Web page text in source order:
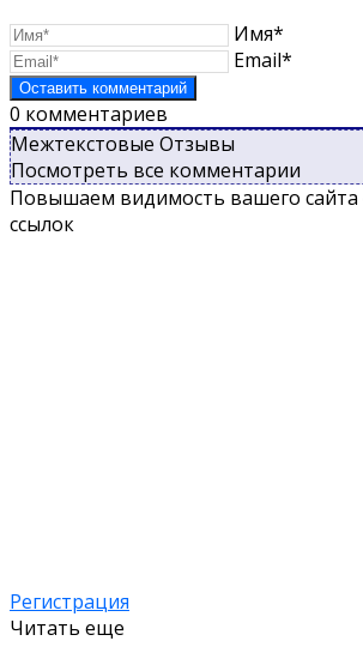
Имя*
Email*
0 комментариев
Межтекстовые Отзывы
Посмотреть все комментарии
Повышаем видимость вашего
ссылок
Регистрация
Читать еще